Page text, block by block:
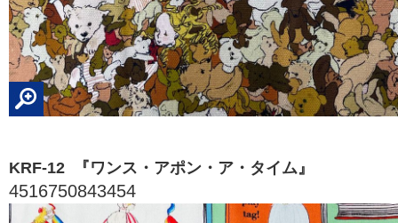
KRF-12 『ワンス・アポン・ア・タイム』
4516750843454